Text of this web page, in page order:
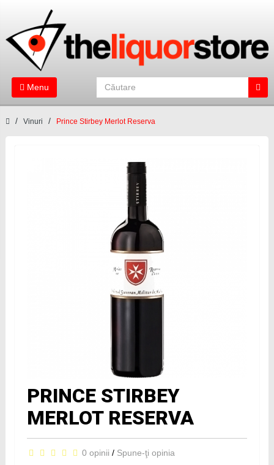
Menu
Vinuri Prince Stirbey Merlot Reserva
PRINCE STIRBEY
MERLOT RESERVA
0 opinii / Spune-ţi opinia